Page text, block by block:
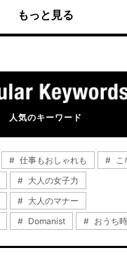
もっと見る
人気のキーワード
仕事もおしゃれも
大人の女子力
大人のマナー
Domanist おうち